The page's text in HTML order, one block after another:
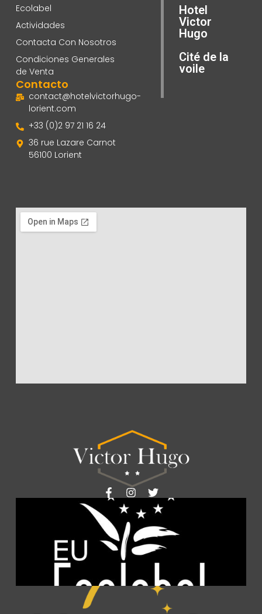
Ecolabel
Actividades
Contacta Con Nosotros
Condiciones Generales
de Venta
Contacto
contact@hotelvictorhugo-
lorient.com
+33 (0)2 97 21 16 24
36 rue Lazare Carnot
56100 Lorient
Hotel
Victor
Hugo
Cité de la
voile